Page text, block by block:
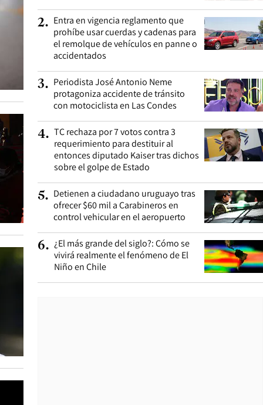
2. Entra en vigencia reglamento que
prohíbe usar cuerdas y cadenas para
el remolque de vehículos en panne o
accidentados
3. Periodista José Antonio Neme
protagoniza accidente de tránsito
con motociclista en Las Condes
4. TC rechaza por 7 votos contra 3
requerimiento para destituir al
entonces diputado Kaiser tras dichos
sobre el golpe de Estado
5. Detienen a ciudadano uruguayo tras
ofrecer $60 mil a Carabineros en
control vehicular en el aeropuerto
6. ¿El más grande del siglo?: Cómo se
vivirá realmente el fenómeno de El
Niño en Chile